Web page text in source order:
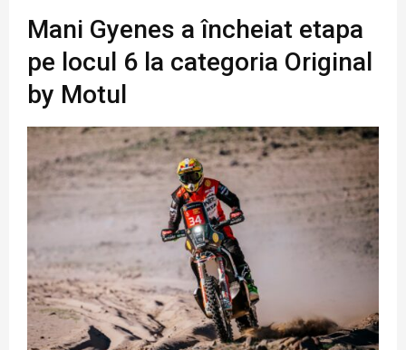
Mani Gyenes a încheiat etapa
pe locul 6 la categoria Original
by Motul